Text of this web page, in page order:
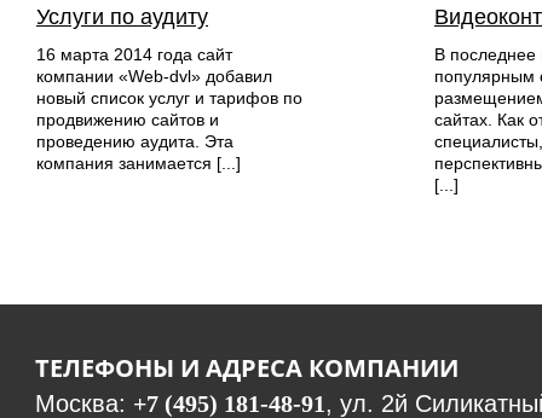
Услуги по аудиту
16 марта 2014 года сайт
компании «Web-dvl» добавил
новый список услуг и тарифов по
продвижению сайтов и
проведению аудита. Эта
компания занимается [...]
В последнее
популярным
сайтах. Как
[...]
ТЕЛЕФОНЫ И АДРЕСА КОМПАНИИ
Москва: +7 (495) 181-48-91, ул. 2й